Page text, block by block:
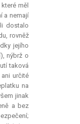
které měl
a nemají
dostalo
rovněž
jejího
nýbrž o
taková
určité
na
jinak
a bez